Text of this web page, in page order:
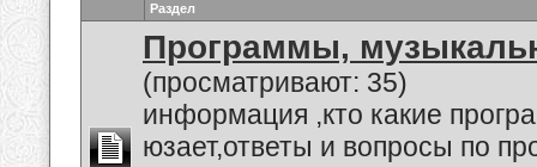
Раздел
Программы,
(просматривают: 35)
информация ,кто какие
юзает,ответы и вопросы по